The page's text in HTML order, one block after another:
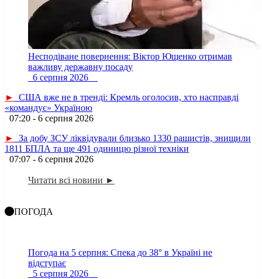
Несподіване повернення: Віктор Ющенко отримав
важливу державну посаду
6 серпня 2026
►
США вже не в тренді: Кремль оголосив, хто насправді
«командує» Україною
07:20 - 6 серпня 2026
►
За добу ЗСУ ліквідували близько 1330 рашистів, знищили
1811 БПЛА та ще 491 одиницю різної техніки
07:07 - 6 серпня 2026
Читати всі новини ►
ПОГОДА
Погода на 5 серпня: Спека до 38° в Україні не
відступає
5 серпня 2026